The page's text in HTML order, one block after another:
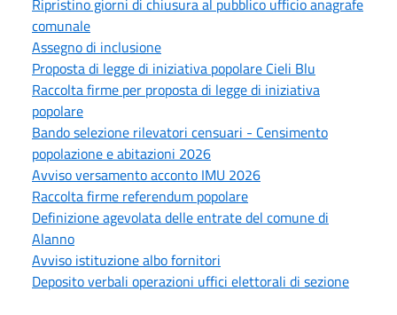
comunale
Assegno di inclusione
Proposta di legge di iniziativa popolare Cieli Blu
Raccolta firme per proposta di legge di iniziativa
popolare
Bando selezione rilevatori censuari - Censimento
popolazione e abitazioni 2026
Avviso versamento acconto IMU 2026
Raccolta firme referendum popolare
Definizione agevolata delle entrate del comune di
Alanno
Avviso istituzione albo fornitori
Deposito verbali operazioni uffici elettorali di sezione